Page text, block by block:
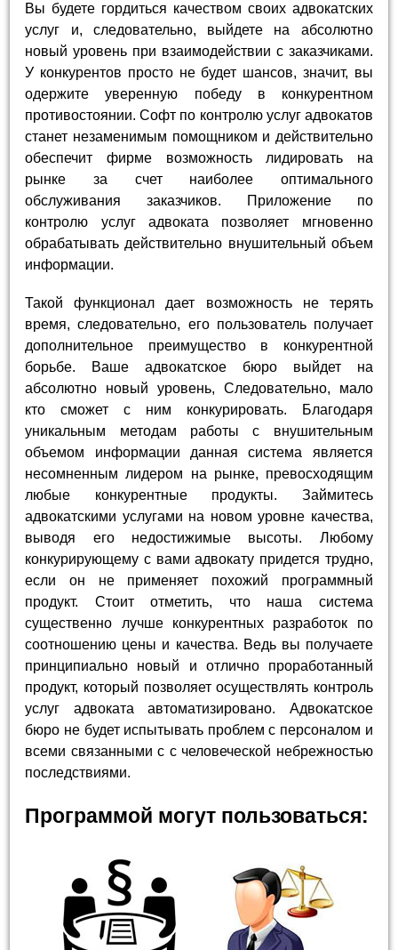
Вы будете гордиться качеством своих адвокатских
услуг и, следовательно, выйдете на абсолютно
новый уровень при взаимодействии с заказчиками.
У конкурентов просто не будет шансов, значит, вы
одержите уверенную победу в конкурентном
противостоянии. Софт по контролю услуг адвокатов
станет незаменимым помощником и действительно
обеспечит фирме возможность лидировать на
рынке за счет наиболее оптимального
обслуживания заказчиков. Приложение по
контролю услуг адвоката позволяет мгновенно
обрабатывать действительно внушительный объем
информации.
Такой функционал дает возможность не терять
время, следовательно, его пользователь получает
дополнительное преимущество в конкурентной
борьбе. Ваше адвокатское бюро выйдет на
абсолютно новый уровень, Следовательно, мало
кто сможет с ним конкурировать. Благодаря
уникальным методам работы с внушительным
объемом информации данная система является
несомненным лидером на рынке, превосходящим
любые конкурентные продукты. Займитесь
адвокатскими услугами на новом уровне качества,
выводя его недостижимые высоты. Любому
конкурирующему с вами адвокату придется трудно,
если он не применяет похожий программный
продукт. Стоит отметить, что наша система
существенно лучше конкурентных разработок по
соотношению цены и качества. Ведь вы получаете
принципиально новый и отлично проработанный
продукт, который позволяет осуществлять контроль
услуг адвоката автоматизировано. Адвокатское
бюро не будет испытывать проблем с персоналом и
всеми связанными с с человеческой небрежностью
последствиями.
Программой могут пользоваться: